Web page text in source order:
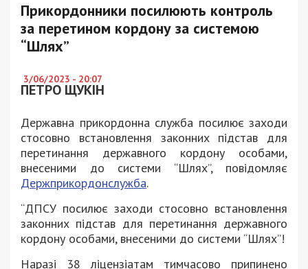
Прикордонники посилюють контроль
за перетином кордону за системою
“Шлях”
3/06/2023 - 20:07
ПЕТРО ЩУКІН
Державна прикордонна служба посилює заходи
стосовно встановлення законних підстав для
перетинання державного кордону особами,
внесеними до системи “Шлях”, повідомляє
Держприкордонслужба.
“ДПСУ посилює заходи стосовно встановлення
законних підстав для перетинання державного
кордону особами, внесеними до системи “Шлях”!
Наразі 38 ліцензіатам тимчасово припинено